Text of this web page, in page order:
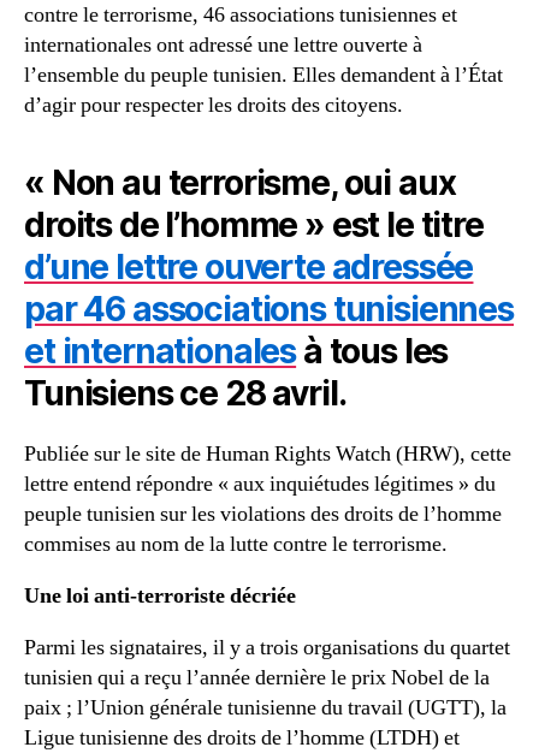
contre le terrorisme, 46 associations tunisiennes et
internationales ont adressé une lettre ouverte à
l’ensemble du peuple tunisien. Elles demandent à l’État
d’agir pour respecter les droits des citoyens.
« Non au terrorisme, oui aux
droits de l’homme » est le titre
d’une lettre ouverte adressée
par 46 associations tunisiennes
et internationalesà tous les
Tunisiens ce 28 avril.
Publiée sur le site de Human Rights Watch (HRW), cette
lettre entend répondre « aux inquiétudes légitimes » du
peuple tunisien sur les violations des droits de l’homme
commises au nom de la lutte contre le terrorisme.
Une loi anti-terroriste décriée
Parmi les signataires, il y a trois organisations du quartet
tunisien qui a reçu l’année dernière le prix Nobel de la
paix ; l’Union générale tunisienne du travail (UGTT), la
Ligue tunisienne des droits de l’homme (LTDH) et